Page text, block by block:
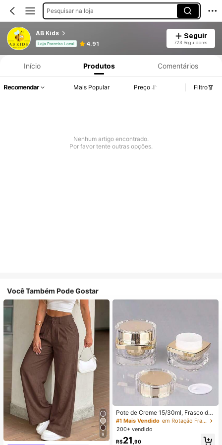
Pesquisar na loja
AB Kids
Loja Parceira Local 4.91
Seguir
723 Seguidores
Início Produtos Comentários
Recomendar Mais Popular Preço Filtro
Nenhum artigo encontrado.
Por favor tente outras opções.
Você Também Pode Gostar
9
Pote de Creme 15/30ml, Frasco de
Creme Facial, Frasco de Creme par
a os Olhos, Embalagem Cosmética
de Acrílico de Alta Qualidade, Frasc
o Dispensador
#1 Mais Vendido
em Rotação Frascos de spray
200+ vendido
R$21 ,90